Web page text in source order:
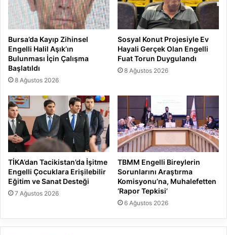
Bursa’da Kayıp Zihinsel
Engelli Halil Aşık’ın
Bulunması İçin Çalışma
Başlatıldı
8 Ağustos 2026
Sosyal Konut Projesiyle Ev
Hayali Gerçek Olan Engelli
Fuat Torun Duygulandı
8 Ağustos 2026
TİKA’dan Tacikistan’da İşitme
Engelli Çocuklara Erişilebilir
Eğitim ve Sanat Desteği
7 Ağustos 2026
TBMM Engelli Bireylerin
Sorunlarını Araştırma
Komisyonu’na, Muhalefetten
‘Rapor Tepkisi’
6 Ağustos 2026